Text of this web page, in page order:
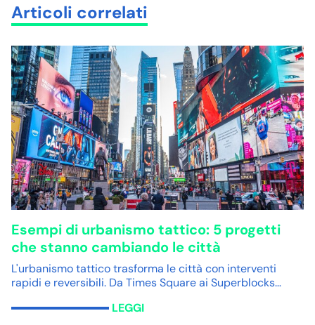
Articoli correlati
Esempi di urbanismo tattico: 5 progetti
che stanno cambiando le città
L'urbanismo tattico trasforma le città con interventi
rapidi e reversibili. Da Times Square ai Superblocks…
LEGGI